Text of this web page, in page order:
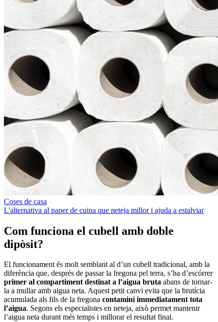
Coses de casa
L'alternativa al paper de cuina que neteja millor i ajuda a estalviar
Com funciona el cubell amb doble
dipòsit?
El funcionament és molt semblant al d’un cubell tradicional, amb la
diferència que, després de passar la fregona pel terra, s’ha d’escórrer
primer al compartiment destinat a l’aigua bruta abans de tornar-
la a mullar amb aigua neta. Aquest petit canvi evita que la brutícia
acumulada als fils de la fregona contamini immediatament tota
l’aigua. Segons els especialistes en neteja, això permet mantenir
l’aigua neta durant més temps i millorar el resultat final.